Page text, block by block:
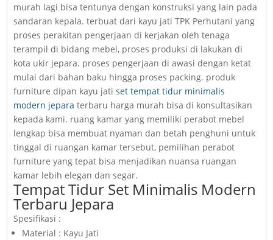
murah lagi bisa tentunya dengan konstruksi yang lain pada
sandaran kepala. terbuat dari kayu jati TPK Perhutani yang
proses perakitan pengerjaan di kerjakan oleh tenaga
terampil di bidang mebel, proses produksi di lakukan di
kota ukir jepara. proses pengerjaan di awasi dengan ketat
mulai dari bahan baku hingga proses packing. produk
furniture dipan kayu jatiset tempat tidur minimalis
modern jepara terbaru harga murah bisa di konsultasikan
kepada kami. ruang kamar yang memiliki perabot mebel
lengkap bisa membuat nyaman dan betah penghuni untuk
tinggal di ruangan kamar tersebut, pemilihan perabot
furniture yang tepat bisa menjadikan nuansa ruangan
kamar lebih elegan dan segar.
Tempat Tidur Set Minimalis Modern
Terbaru Jepara
Spesifikasi :
Material : Kayu Jati